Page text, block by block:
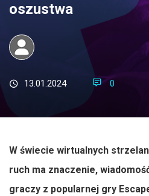
oszustwa
13.01.2024 0
W świecie wirtualnych
ruch ma znaczenie,
graczy z popularnej gry